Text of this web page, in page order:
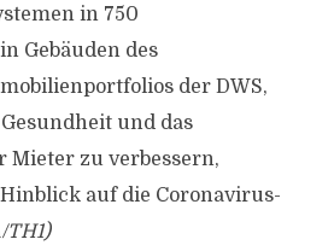
in 750
Gebäuden des
der DWS,
und das
Mieter zu verbessern,
auf die Coronavirus-
TH1)